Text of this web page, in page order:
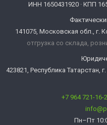
ИНН 1650431920 · КПП
141075, Московская обл., г.
отгрузка со склада,
423821, Республика
+7 964 721-16-
Пн–Пт